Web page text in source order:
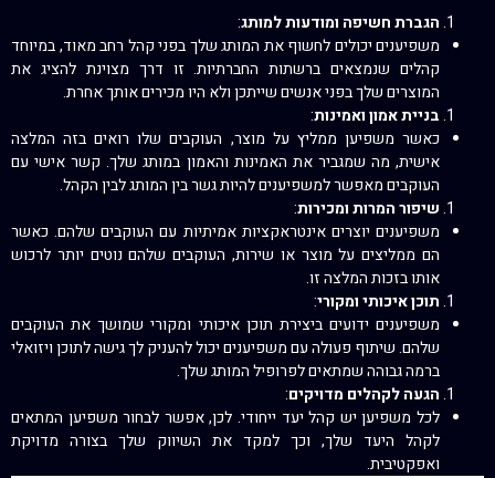
הגברת חשיפה ומודעות למותג:
משפיענים יכולים לחשוף את המותג שלך בפני קהל רחב מאוד, במיוחד
קהלים שנמצאים ברשתות החברתיות. זו דרך מצוינת להציג את
המוצרים שלך בפני אנשים שייתכן ולא היו מכירים אותך אחרת.
בניית אמון ואמינות:
כאשר משפיען ממליץ על מוצר, העוקבים שלו רואים בזה המלצה
אישית, מה שמגביר את האמינות והאמון במותג שלך. קשר אישי עם
העוקבים מאפשר למשפיענים להיות גשר בין המותג לבין הקהל.
שיפור המרות ומכירות:
משפיענים יוצרים אינטראקציות אמיתיות עם העוקבים שלהם. כאשר
הם ממליצים על מוצר או שירות, העוקבים שלהם נוטים יותר לרכוש
אותו בזכות המלצה זו.
תוכן איכותי ומקורי:
משפיענים ידועים ביצירת תוכן איכותי ומקורי שמושך את העוקבים
שלהם. שיתוף פעולה עם משפיענים יכול להעניק לך גישה לתוכן ויזואלי
ברמה גבוהה שמתאים לפרופיל המותג שלך.
הגעה לקהלים מדויקים:
לכל משפיען יש קהל יעד ייחודי. לכן, אפשר לבחור משפיען המתאים
לקהל היעד שלך, וכך למקד את השיווק שלך בצורה מדויקת
ואפקטיבית.